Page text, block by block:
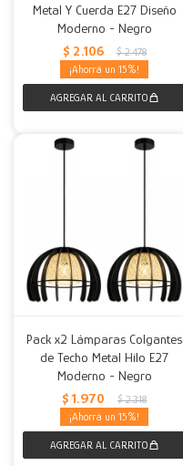
Metal Y Cuerda E27 Diseño
Moderno - Negro
$ 2.106 $ 2.478
15
Pack x2 Lámparas Colgantes
de Techo Metal Hilo E27
Moderno - Negro
$ 1.970 $ 2.318
15